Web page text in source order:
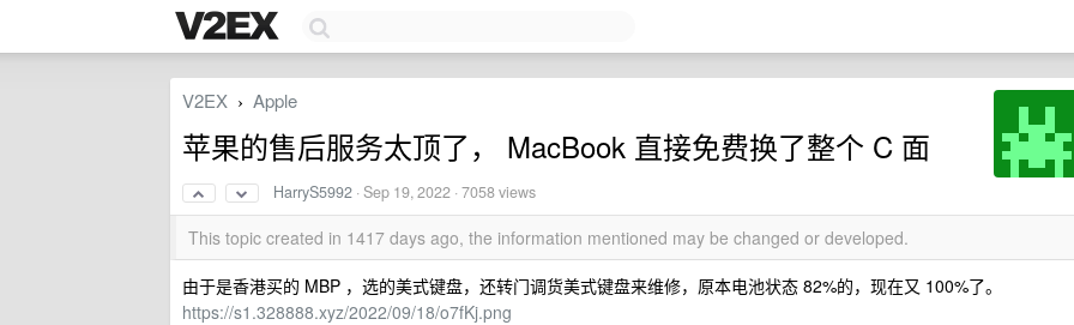
V2EX › Apple
苹果的售后服务太顶了， MacBook 直接免费换了整个 C 面
HarryS5992 ·Sep 19, 2022 · 7058 views
This topic created in 1417 days ago, the information mentioned may be changed or developed.
由于是香港买的 MBP ，选的美式键盘，还转门调货美式键盘来维修，原本电池状态 82%的，现在又 100%了。
https://s1.328888.xyz/2022/09/18/o7fKj.png